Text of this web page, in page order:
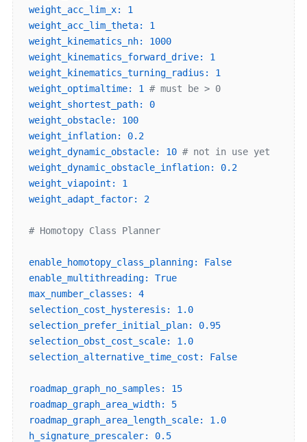
weight_acc_lim_x:
1
weight_acc_lim_theta:
1
weight_kinematics_nh:
1000
weight_kinematics_forward_drive:
1
weight_kinematics_turning_radius:
1
weight_optimaltime:
1
# must be > 0
weight_shortest_path:
0
weight_obstacle:
100
weight_inflation:
0.2
weight_dynamic_obstacle:
10 # not in use yet
weight_dynamic_obstacle_inflation:
0.2
weight_viapoint:
1
weight_adapt_factor:
2
# Homotopy Class Planner
enable_homotopy_class_planning:
False
enable_multithreading:
True
max_number_classes:
4
selection_cost_hysteresis:
1.0
selection_prefer_initial_plan:
0.95
selection_obst_cost_scale:
1.0
selection_alternative_time_cost:
False
roadmap_graph_no_samples:
15
roadmap_graph_area_width:
5
roadmap_graph_area_length_scale:
1.0
h_signature_prescaler:
0.5